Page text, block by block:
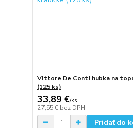
Vittore De Conti hubka na
(125 ks)
33,89 €/ks
27,55 € bez DPH
Pridať do